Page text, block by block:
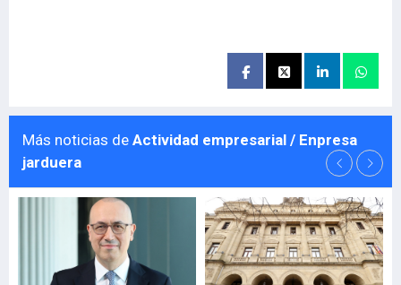
Más noticias de Actividad empresarial / Enpresa
jarduera